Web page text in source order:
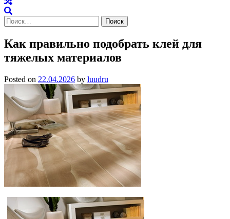
Найти:
Как правильно подобрать клей для
тяжелых материалов
Posted on 22.04.2026 by luudru